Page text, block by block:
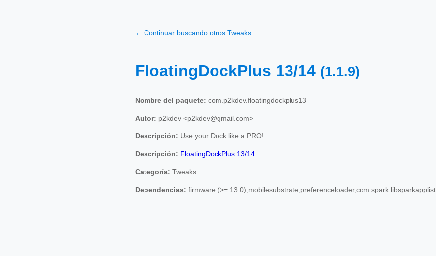
← Continuar buscando otros Tweaks
FloatingDockPlus 13/14 (1.1.9)
Nombre del paquete: com.p2kdev.floatingdockplus13
Autor: p2kdev <p2kdev@gmail.com>
Descripción: Use your Dock like a PRO!
Descripción: FloatingDockPlus 13/14
Categoría: Tweaks
Dependencias: firmware (>= 13.0),mobilesubstrate,preferenceloader,com.spark.libsparkapplist